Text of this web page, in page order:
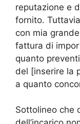
reputazione e
fornito.
con mia
fattura di
quanto
del [inserire la
a quanto
Sottolineo che